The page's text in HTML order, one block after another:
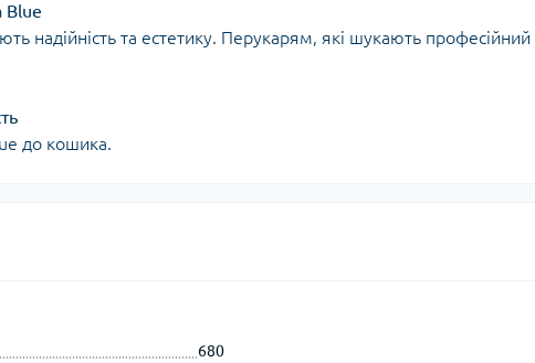
Blue
надійність та естетику. Перукарям, які шукають професійний
до кошика.
680